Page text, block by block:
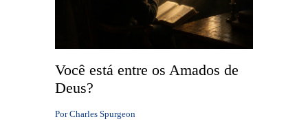
Você está entre os Amados de
Deus?
PorCharles Spurgeon